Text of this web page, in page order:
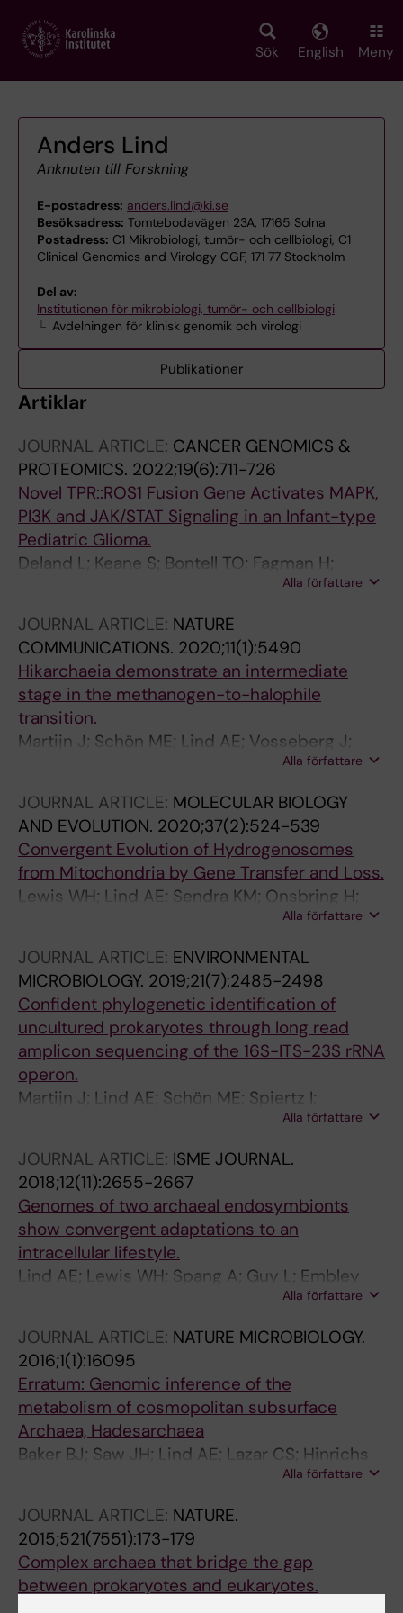
main
Sök English Meny
Anders Lind
Anknuten till Forskning
E-postadress: anders.lind@ki.se
Besöksadress: Tomtebodavägen 23A, 17165 Solna
Postadress: C1 Mikrobiologi, tumör- och cellbiologi, C1
Clinical Genomics and Virology CGF, 171 77 Stockholm
Del av:
Institutionen för mikrobiologi, tumör- och cellbiologi
Avdelningen för klinisk genomik och virologi
Publikationer
Artiklar
JOURNAL ARTICLE: CANCER GENOMICS &
PROTEOMICS. 2022;19(6):711-726
Novel TPR::ROS1 Fusion Gene Activates MAPK,
PI3K and JAK/STAT Signaling in an Infant-type
Pediatric Glioma.
Deland L; Keane S; Bontell TO; Fagman H;
Sjögren H; Lind AE; Carén H; Tisell M; Nilsson
Alla författare
JOURNAL ARTICLE: NATURE
COMMUNICATIONS. 2020;11(1):5490
Hikarchaeia demonstrate an intermediate
stage in the methanogen-to-halophile
transition.
Martijn J; Schön ME; Lind AE; Vosseberg J;
Alla författare
JOURNAL ARTICLE: MOLECULAR BIOLOGY
AND EVOLUTION. 2020;37(2):524-539
Convergent Evolution of Hydrogenosomes
from Mitochondria by Gene Transfer and Loss.
Lewis WH; Lind AE; Sendra KM; Onsbring H;
Williams TA; Esteban GF; Hirt RP; Ettema TJG;
Alla författare
JOURNAL ARTICLE: ENVIRONMENTAL
MICROBIOLOGY. 2019;21(7):2485-2498
Confident phylogenetic identification of
uncultured prokaryotes through long read
amplicon sequencing of the 16S-ITS-23S rRNA
operon.
Martijn J; Lind AE; Schön ME; Spiertz I;
Juzokaite L; Bunikis I; Pettersson OV; Ettema
Alla författare
JOURNAL ARTICLE: ISME JOURNAL.
2018;12(11):2655-2667
Genomes of two archaeal endosymbionts
show convergent adaptations to an
intracellular lifestyle.
Lind AE; Lewis WH; Spang A; Guy L; Embley
Alla författare
JOURNAL ARTICLE: NATURE MICROBIOLOGY.
2016;1(1):16095
Erratum: Genomic inference of the
metabolism of cosmopolitan subsurface
Archaea, Hadesarchaea
Baker BJ; Saw JH; Lind AE; Lazar CS; Hinrichs
Alla författare
JOURNAL ARTICLE: NATURE.
2015;521(7551):173-179
Complex archaea that bridge the gap
between prokaryotes and eukaryotes.